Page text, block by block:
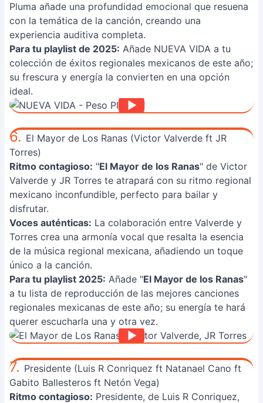
Pluma añade una profundidad emocional que resuena
con la temática de la canción, creando una
experiencia auditiva completa.
Para tu playlist de 2025: Añade NUEVA VIDA a tu
colección de éxitos regionales mexicanos de este año;
su frescura y energía la convierten en una opción
ideal.
6. El Mayor de Los Ranas (Victor Valverde ft JR
Torres)
Ritmo contagioso: "El Mayor de los Ranas" de Victor
Valverde y JR Torres te atrapará con su ritmo regional
mexicano inconfundible, perfecto para bailar y
disfrutar.
Voces auténticas: La colaboración entre Valverde y
Torres crea una armonía vocal que resalta la esencia
de la música regional mexicana, añadiendo un toque
único a la canción.
Para tu playlist 2025: Añade "El Mayor de los Ranas"
a tu lista de reproducción de las mejores canciones
regionales mexicanas de este año; su energía te hará
querer escucharla una y otra vez.
7. Presidente (Luis R Conriquez ft Natanael Cano ft
Gabito Ballesteros ft Netón Vega)
Ritmo contagioso: Presidente, de Luis R Conriquez,